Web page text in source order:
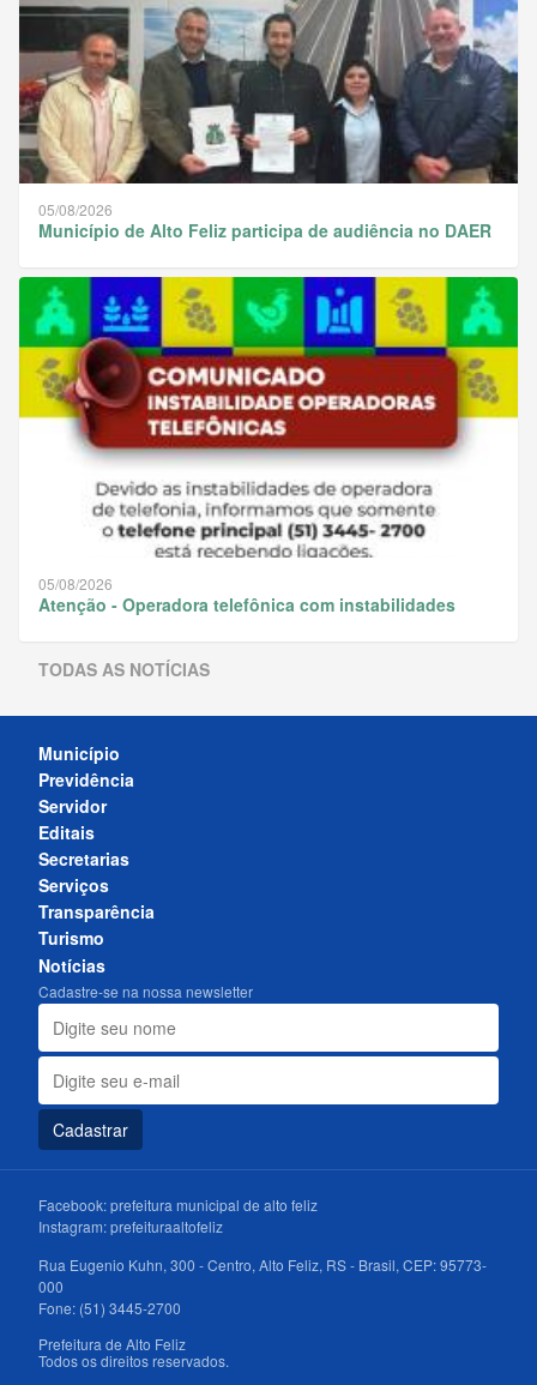
05/08/2026
Município de Alto Feliz participa de audiência no DAER
05/08/2026
Atenção - Operadora telefônica com instabilidades
TODAS AS NOTÍCIAS
Município
Previdência
Servidor
Editais
Secretarias
Serviços
Transparência
Turismo
Notícias
Cadastre-se na nossa newsletter
Cadastrar
Facebook:prefeitura municipal de alto feliz
Instagram:prefeituraaltofeliz
Rua Eugenio Kuhn, 300 - Centro, Alto Feliz, RS - Brasil, CEP: 95773-
000
Fone: (51) 3445-2700
Prefeitura de Alto Feliz
Todos os direitos reservados.